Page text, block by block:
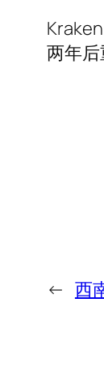
两年后
← 西